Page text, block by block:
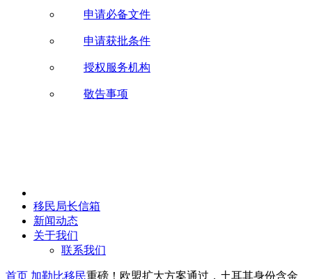
申请必备文件
申请获批条件
授权服务机构
敬告事项
移民局长信箱
新闻动态
关于我们
联系我们
首页 加勒比移民重磅！欧盟扩大方案通过，土耳其身份含金